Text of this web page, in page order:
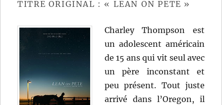
TITRE ORIGINAL : « LEAN ON PETE »
Charley Thompson est
un adolescent américain
de 15 ans qui vit seul avec
un père inconstant et
peu présent. Tout juste
arrivé dans l’Oregon, il